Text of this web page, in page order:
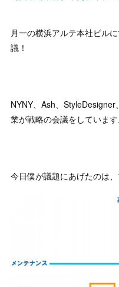
月一の横浜アルテ本社ビル
議！
NYNY、Ash、
業が戦略の会議をしています
今日僕が議題にあげたのは、